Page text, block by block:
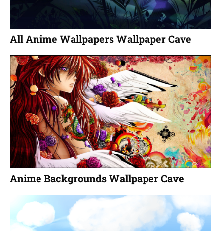
All Anime Wallpapers Wallpaper Cave
Anime Backgrounds Wallpaper Cave